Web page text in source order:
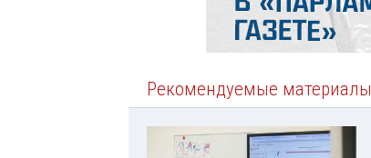
Рекомендуемые материалы